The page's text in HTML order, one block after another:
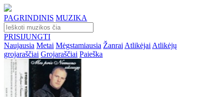
PAGRINDINIS MUZIKA
PRISIJUNGTI
Naujausia Metai Mėgstamiausia Žanrai Atlikėjai Atlikėjų
grojaraščiai Grojaraščiai Paieška